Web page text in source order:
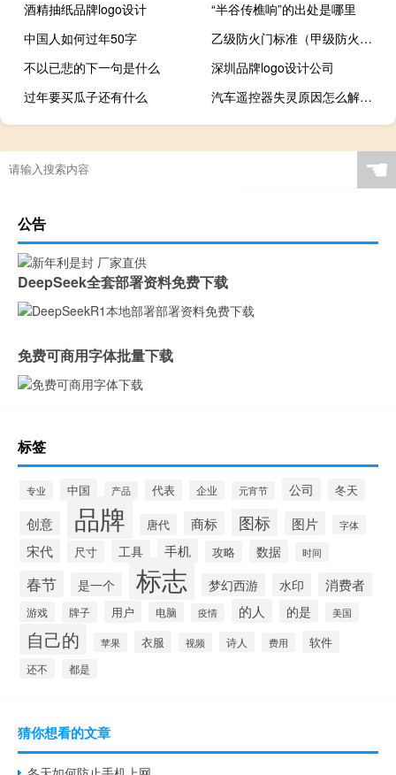
酒精抽纸品牌logo设计
“半谷传樵响”的出处是哪里
中国人如何过年50字
乙级防火门标准（甲级防火门标准）
不以已悲的下一句是什么
深圳品牌logo设计公司
过年要买瓜子还有什么
汽车遥控器失灵原因怎么解决（汽车遥控器失灵原因）
☚
公告
DeepSeek全套部署资料免费下载
免费可商用字体批量下载
标签
专业 中国 产品 代表 企业 元宵节 公司 冬天
创意 品牌 唐代 商标 图标 图片 字体
宋代 尺寸 工具 手机 攻略 数据 时间
春节 是一个 标志 梦幻西游 水印 消费者
游戏 牌子 用户 电脑 疫情 的人 的是 美国
自己的 苹果 衣服 视频 诗人 费用 软件
还不 都是
猜你想看的文章